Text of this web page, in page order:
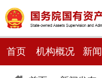
首页 机构概况 新